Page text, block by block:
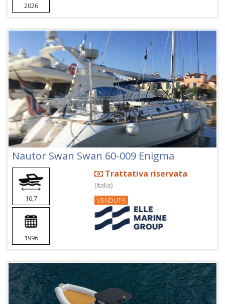
2026
Nautor Swan Swan 60-009 Enigma
16,7
1996
Trattativa riservata
(Italia)
VENDUTA